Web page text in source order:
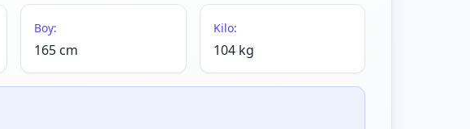
Boy:
165 cm
Kilo:
104 kg